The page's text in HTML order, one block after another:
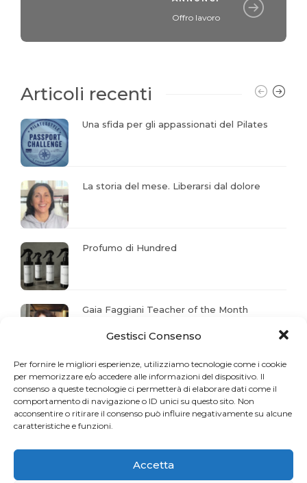
Gestisci Consenso
Per fornire le migliori esperienze, utilizziamo tecnologie come i cookie
per memorizzare e/o accedere alle informazioni del dispositivo. Il
consenso a queste tecnologie ci permetterà di elaborare dati come il
comportamento di navigazione o ID unici su questo sito. Non
acconsentire o ritirare il consenso può influire negativamente su alcune
caratteristiche e funzioni.
Accetta
Offro lavoro
Articoli recenti
Una sfida per gli appassionati del Pilates
La storia del mese. Liberarsi dal dolore
Profumo di Hundred
Gaia Faggiani Teacher of the Month
RiminiWellness cresce e anche il Pilates